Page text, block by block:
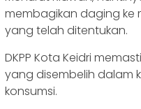
membagikan daging ke
yang telah ditentukan.
DKPP Kota Keidri
yang disembelih dalam
konsumsi.